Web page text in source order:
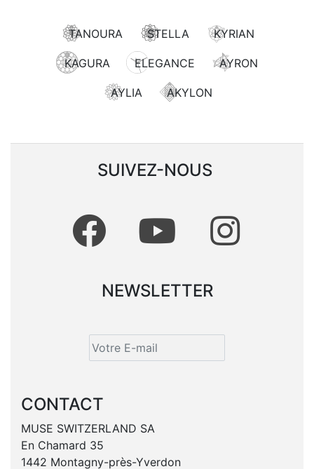
TANOURA STELLA KYRIAN
KAGURA ELEGANCE AYRON
AYLIA AKYLON
SUIVEZ-NOUS
NEWSLETTER
CONTACT
MUSE SWITZERLAND SA
En Chamard 35
1442 Montagny-près-Yverdon